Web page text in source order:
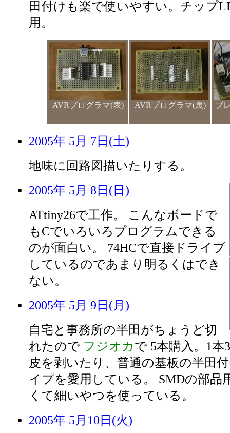
田付けも楽で使いやすい。チップ
用。
AVRプログラマ(表) AVRプログラマ(裏) ブ
2005年 5月 7日(土)
地味に回路図描いたりする。
2005年 5月 8日(日)
ATtiny26で工作。 こんなボードで
もCでいろいろプログラムできる
のが面白い。 74HCで直接ドライブ
しているのであまり明るくはでき
ない。
2005年 5月 9日(月)
自宅と事務所の半田がちょうど切
れたので フジオカで 5本購入。1本
皮を剥いたり、普通の基板の半田
イプを愛用している。 SMDの部品
くて細いやつを使っている。
2005年 5月10日(火)